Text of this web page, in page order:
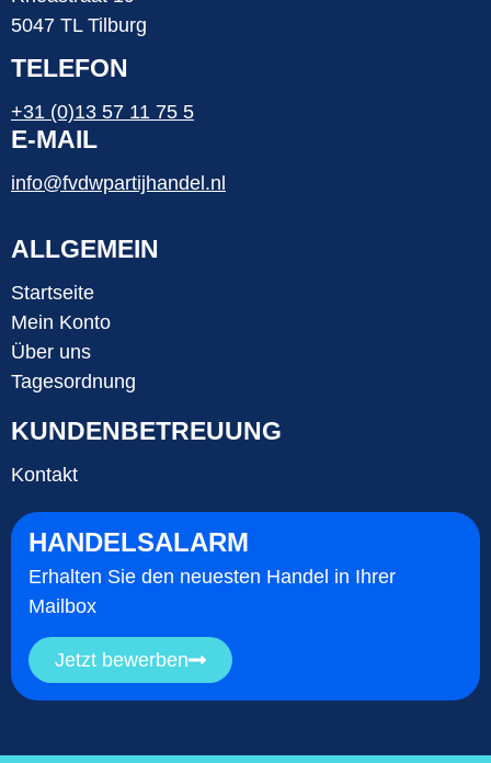
5047 TL Tilburg
TELEFON
+31 (0)13 57 11 75 5
E-MAIL
info@fvdwpartijhandel.nl
ALLGEMEIN
Startseite
Mein Konto
Über uns
Tagesordnung
KUNDENBETREUUNG
Kontakt
HANDELSALARM
Erhalten Sie den neuesten Handel in Ihrer
Mailbox
Jetzt bewerben